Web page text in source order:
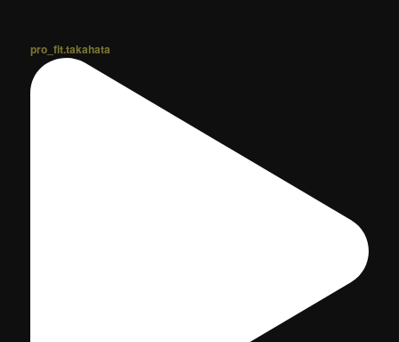
pro_fit.takahata